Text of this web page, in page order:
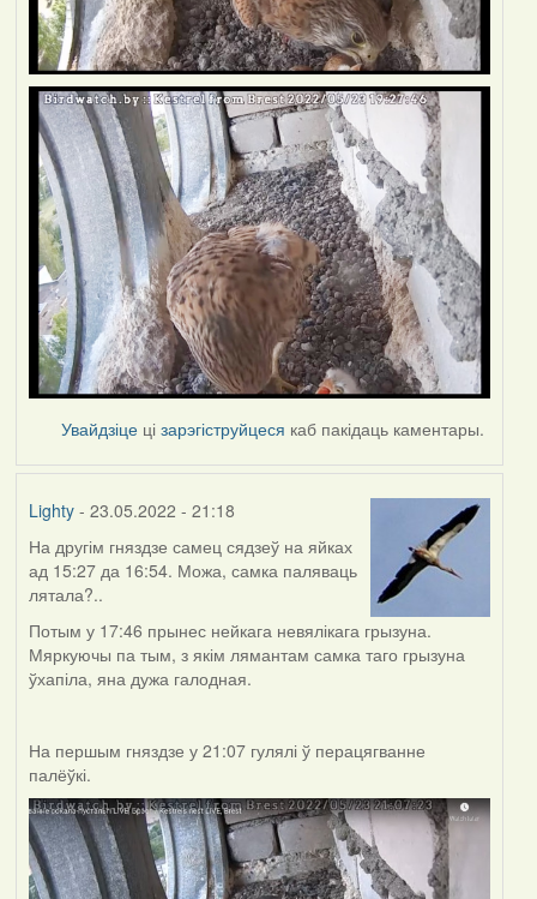
Увайдзіце цізарэгіструйцеся каб пакідаць каментары.
Lighty- 23.05.2022 - 21:18
На другім гняздзе самец сядзеў на яйках
ад 15:27 да 16:54. Можа, самка паляваць
лятала?..
Потым у 17:46 прынес нейкага невялікага грызуна.
Мяркуючы па тым, з якім лямантам самка таго грызуна
ўхапіла, яна дужа галодная.
На першым гняздзе у 21:07 гулялі ў перацягванне
палёўкі.